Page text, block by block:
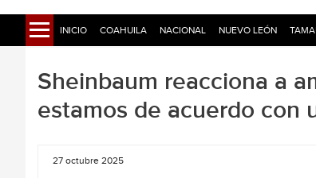
INICIO COAHUILA NACIONAL NUEVO LEÓN
Sheinbaum reacciona a
estamos de acuerdo con
27 octubre 2025